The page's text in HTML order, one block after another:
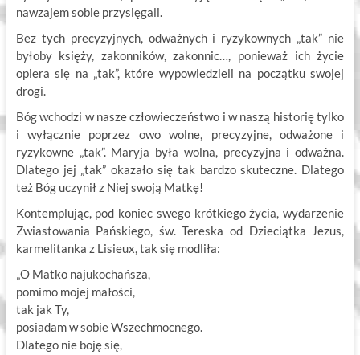
nawzajem sobie przysięgali.
Bez tych precyzyjnych, odważnych i ryzykownych „tak” nie
byłoby księży, zakonników, zakonnic…, ponieważ ich życie
opiera się na „tak”, które wypowiedzieli na początku swojej
drogi.
Bóg wchodzi w nasze człowieczeństwo i w naszą historię tylko
i wyłącznie poprzez owo wolne, precyzyjne, odważone i
ryzykowne „tak”. Maryja była wolna, precyzyjna i odważna.
Dlatego jej „tak” okazało się tak bardzo skuteczne. Dlatego
też Bóg uczynił z Niej swoją Matkę!
Kontemplując, pod koniec swego krótkiego życia, wydarzenie
Zwiastowania Pańskiego, św. Tereska od Dzieciątka Jezus,
karmelitanka z Lisieux, tak się modliła:
„O Matko najukochańsza,
pomimo mojej małości,
tak jak Ty,
posiadam w sobie Wszechmocnego.
Dlatego nie boję się,